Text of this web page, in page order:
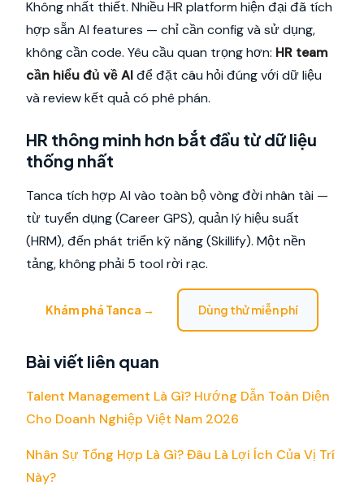
Không nhất thiết. Nhiều HR platform hiện đại đã tích
hợp sẵn AI features — chỉ cần config và sử dụng,
không cần code. Yêu cầu quan trọng hơn: HR team
cần hiểu đủ về AIđể đặt câu hỏi đúng với dữ liệu
và review kết quả có phê phán.
HR thông minh hơn bắt đầu từ dữ liệu
thống nhất
Tanca tích hợp AI vào toàn bộ vòng đời nhân tài —
từ tuyển dụng (Career GPS), quản lý hiệu suất
(HRM), đến phát triển kỹ năng (Skillify). Một nền
tảng, không phải 5 tool rời rạc.
Khám phá Tanca → Dùng thử miễn phí
Bài viết liên quan
Talent Management Là Gì? Hướng Dẫn Toàn Diện
Cho Doanh Nghiệp Việt Nam 2026
Nhân Sự Tổng Hợp Là Gì? Đâu Là Lợi Ích Của Vị Trí
Này?